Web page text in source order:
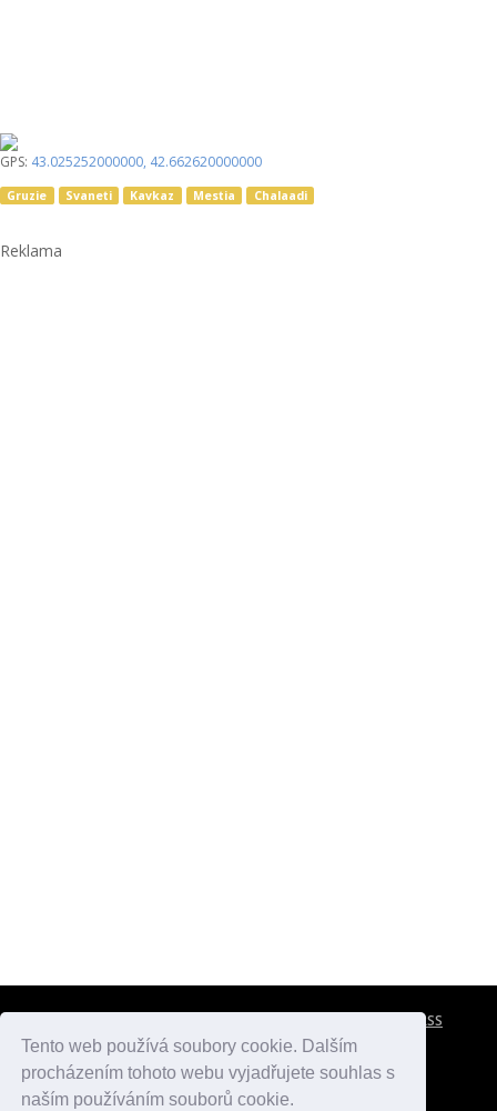
Tento web používá soubory cookie. Dalším
procházením tohoto webu vyjadřujete souhlas s
naším používáním souborů cookie.
GPS: 43.025252000000, 42.662620000000
Gruzie Svaneti Kavkaz Mestia Chalaadi
Reklama
RSS
atlaspamatek.info